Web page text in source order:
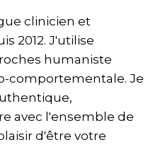
clinicien et
2012. J'utilise
humaniste
comportementale. Je
avec l'ensemble de
d'être votre